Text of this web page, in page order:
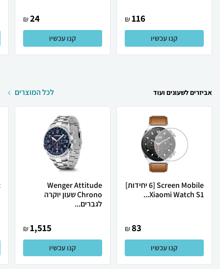
116
₪
קנו עכשיו
24
₪
קנו עכשיו
אביזרים לשעונים ועוד לכל המוצרים
Screen Mobile [6 יחידות]
Xiaomi Watch S1...
83
₪
קנו עכשיו
Wenger Attitude
Chrono שעון יוקרה
לגברים...
1,515
₪
קנו עכשיו